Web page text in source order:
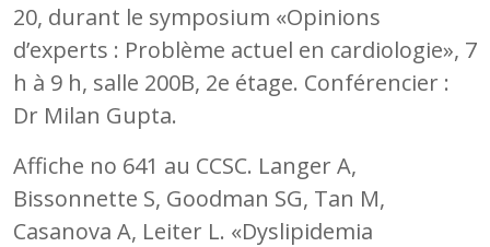
20, durant le symposium «Opinions
d’experts : Problème actuel en cardiologie», 7
h à 9 h, salle 200B, 2e étage. Conférencier :
Dr Milan Gupta.
Affiche no 641 au CCSC. Langer A,
Bissonnette S, Goodman SG, Tan M,
Casanova A, Leiter L. «Dyslipidemia